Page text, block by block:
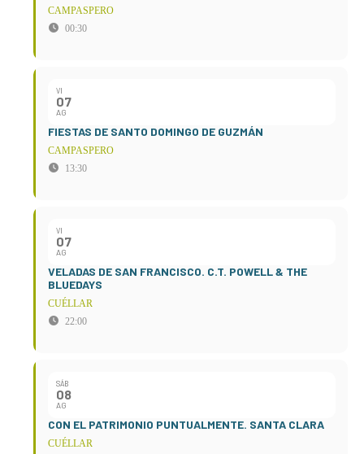
CAMPASPERO
00:30
VI
07
AG
FIESTAS DE SANTO DOMINGO DE GUZMÁN
CAMPASPERO
13:30
VI
07
AG
VELADAS DE SAN FRANCISCO. C.T. POWELL & THE
BLUEDAYS
CUÉLLAR
22:00
SÁB
08
AG
CON EL PATRIMONIO PUNTUALMENTE. SANTA CLARA
CUÉLLAR